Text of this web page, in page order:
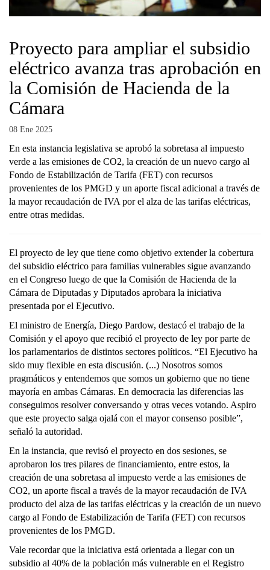
Proyecto para ampliar el subsidio
eléctrico avanza tras aprobación en
la Comisión de Hacienda de la
Cámara
08 Ene 2025
En esta instancia legislativa se aprobó la sobretasa al impuesto
verde a las emisiones de CO2, la creación de un nuevo cargo al
Fondo de Estabilización de Tarifa (FET) con recursos
provenientes de los PMGD y un aporte fiscal adicional a través de
la mayor recaudación de IVA por el alza de las tarifas eléctricas,
entre otras medidas.
El proyecto de ley que tiene como objetivo extender la cobertura
del subsidio eléctrico para familias vulnerables sigue avanzando
en el Congreso luego de que la Comisión de Hacienda de la
Cámara de Diputadas y Diputados aprobara la iniciativa
presentada por el Ejecutivo.
El ministro de Energía, Diego Pardow, destacó el trabajo de la
Comisión y el apoyo que recibió el proyecto de ley por parte de
los parlamentarios de distintos sectores políticos. “El Ejecutivo ha
sido muy flexible en esta discusión. (...) Nosotros somos
pragmáticos y entendemos que somos un gobierno que no tiene
mayoría en ambas Cámaras. En democracia las diferencias las
conseguimos resolver conversando y otras veces votando. Aspiro
que este proyecto salga ojalá con el mayor consenso posible”,
señaló la autoridad.
En la instancia, que revisó el proyecto en dos sesiones, se
aprobaron los tres pilares de financiamiento, entre estos, la
creación de una sobretasa al impuesto verde a las emisiones de
CO2, un aporte fiscal a través de la mayor recaudación de IVA
producto del alza de las tarifas eléctricas y la creación de un nuevo
cargo al Fondo de Estabilización de Tarifa (FET) con recursos
provenientes de los PMGD.
Vale recordar que la iniciativa está orientada a llegar con un
subsidio al 40% de la población más vulnerable en el Registro